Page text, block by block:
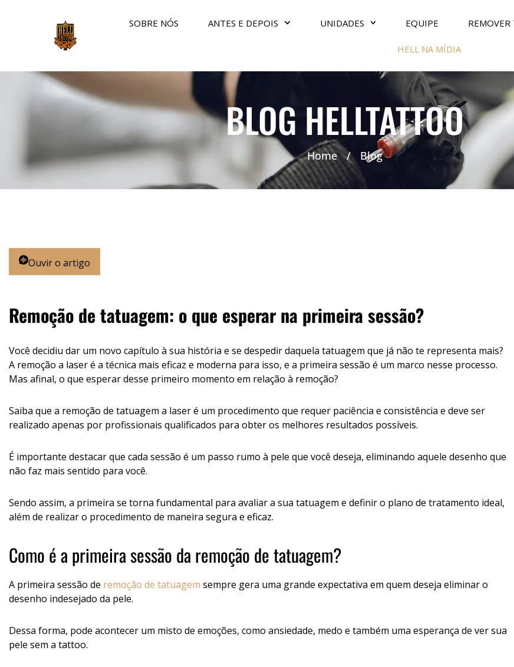
SOBRE NÓS ANTES E DEPOIS UNIDADES EQUIPE
HELL NA MÍDIA
BLOG HELLTATTOO
Home / Blog
Ouvir o artigo
Remoção de tatuagem: o que esperar na primeira sessão?
Você decidiu dar um novo capítulo à sua história e se despedir daquela tatuagem que já não te representa mais?
A remoção a laser é a técnica mais eficaz e moderna para isso, e a primeira sessão é um marco nesse processo.
Mas afinal, o que esperar desse primeiro momento em relação à remoção?
Saiba que a remoção de tatuagem a laser é um procedimento que requer paciência e consistência e deve ser
realizado apenas por profissionais qualificados para obter os melhores resultados possíveis.
É importante destacar que cada sessão é um passo rumo à pele que você deseja, eliminando aquele desenho que
não faz mais sentido para você.
Sendo assim, a primeira se torna fundamental para avaliar a sua tatuagem e definir o plano de tratamento ideal,
além de realizar o procedimento de maneira segura e eficaz.
Como é a primeira sessão da remoção de tatuagem?
A primeira sessão de remoção de tatuagem sempre gera uma grande expectativa em quem deseja eliminar o
desenho indesejado da pele.
Dessa forma, pode acontecer um misto de emoções, como ansiedade, medo e também uma esperança de ver sua
pele sem a tattoo.